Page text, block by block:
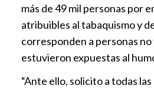
más de 49 mil personas por
atribuibles al tabaquismo y
corresponden a personas
estuvieron expuestas al
“Ante ello, solicito a todas